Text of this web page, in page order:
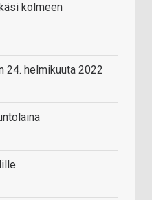
kolmeen
24. helmikuuta 2022